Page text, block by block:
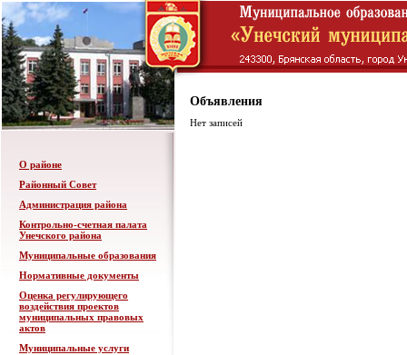
О районе
Районный Совет
Администрация района
Контрольно-счетная палата
Унечского района
Муниципальные образования
Нормативные документы
Оценка регулирующего
воздействия проектов
муниципальных правовых
актов
Муниципальные услуги
Объявления
Нет записей